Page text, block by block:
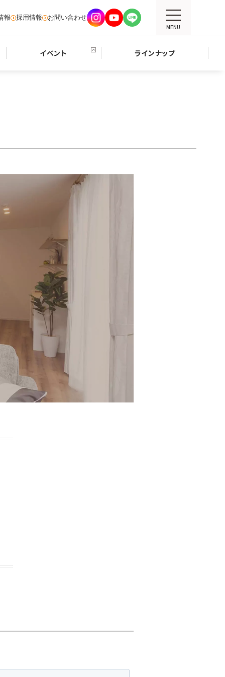
報 採用情報 お問い合わせ
MENU
イベント ラインナップ